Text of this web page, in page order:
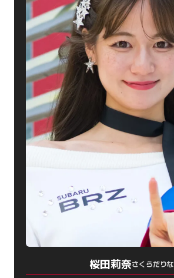
桜田莉奈さくらだりな